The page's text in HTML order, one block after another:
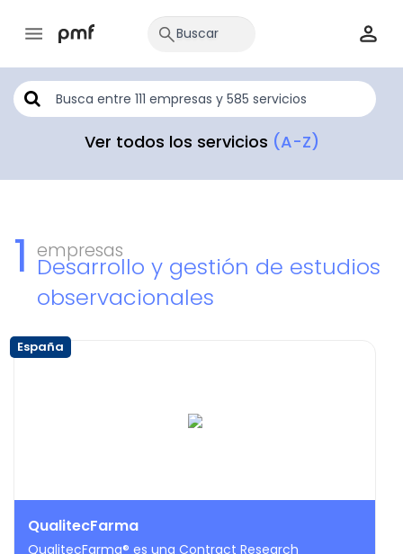
Ver todos los servicios (A-Z)
1 empresas
Desarrollo y gestión de estudios
observacionales
España
QualitecFarma
QualitecFarma® es una Contract Research